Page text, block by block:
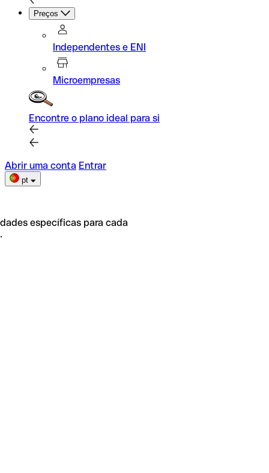
Preços
Independentes e ENI
Microempresas
Encontre o plano ideal para si
Abrir uma conta Entrar
pt
específicas para cada